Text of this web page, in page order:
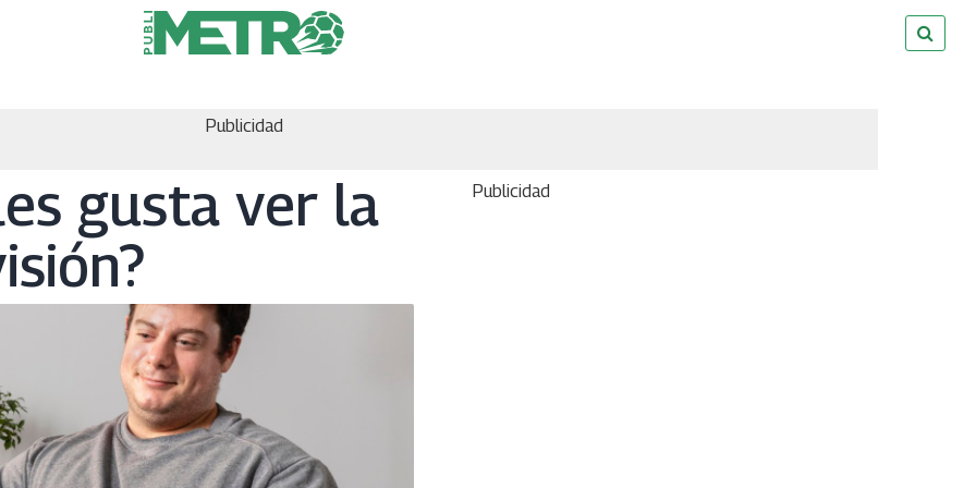
Publicidad
gusta ver la
Publicidad